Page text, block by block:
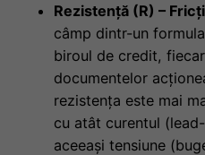
Rezistență (R) –
câmp dintr-un
biroul de credit,
documentelor
rezistența este mai
cu atât curentul
aceeași tensiune